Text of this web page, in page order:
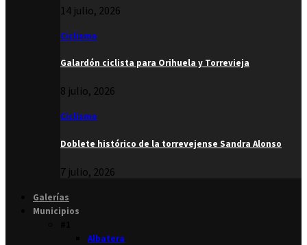
14 julio, 2026
Ciclismo
Galardón ciclista para Orihuela y Torrevieja
8 julio, 2026
Ciclismo
Doblete histórico de la torrevejense Sandra Alonso
7 julio, 2026
Galerías
Municipios
Albatera